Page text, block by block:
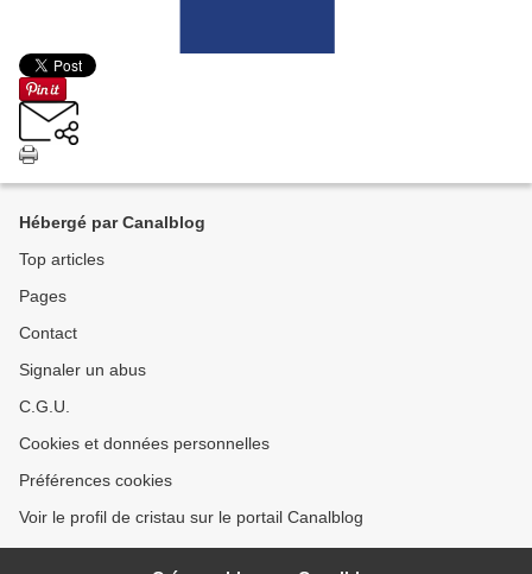
Hébergé par Canalblog
Top articles
Pages
Contact
Signaler un abus
C.G.U.
Cookies et données personnelles
Préférences cookies
Voir le profil de cristau sur le portail Canalblog